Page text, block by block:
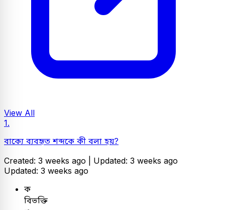
View All
1.
বাক্যে ব্যবহৃত শব্দকে কী বলা হয়?
Created: 3 weeks ago | Updated: 3 weeks ago
Updated: 3 weeks ago
ক
বিভক্তি